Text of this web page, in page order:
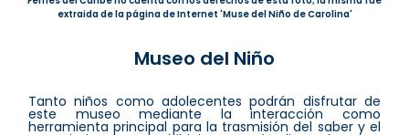
extraida de la página de Internet 'Muse del Niño de Carolina'
Museo del Niño
Tanto niños como adolecentes podrán disfrutar de
este museo mediante la interacción como
herramienta principal para la trasmisión del saber y el